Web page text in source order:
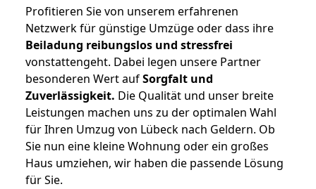
Profitieren Sie von unserem erfahrenen
Netzwerk für günstige Umzüge oder dass ihre
Beiladung reibungslos und stressfrei
vonstattengeht. Dabei legen unsere Partner
besonderen Wert aufSorgfalt und
Zuverlässigkeit. Die Qualität und unser breite
Leistungen machen uns zu der optimalen Wahl
für Ihren Umzug von Lübeck nach Geldern. Ob
Sie nun eine kleine Wohnung oder ein großes
Haus umziehen, wir haben die passende Lösung
für Sie.